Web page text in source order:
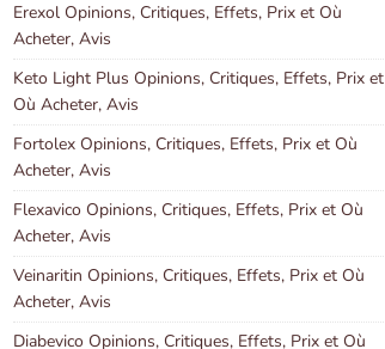
Erexol Opinions, Critiques, Effets, Prix et Où
Acheter, Avis
Keto Light Plus Opinions, Critiques, Effets, Prix et
Où Acheter, Avis
Fortolex Opinions, Critiques, Effets, Prix et Où
Acheter, Avis
Flexavico Opinions, Critiques, Effets, Prix et Où
Acheter, Avis
Veinaritin Opinions, Critiques, Effets, Prix et Où
Acheter, Avis
Diabevico Opinions, Critiques, Effets, Prix et Où